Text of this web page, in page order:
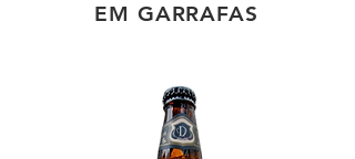
EM GARRAFAS